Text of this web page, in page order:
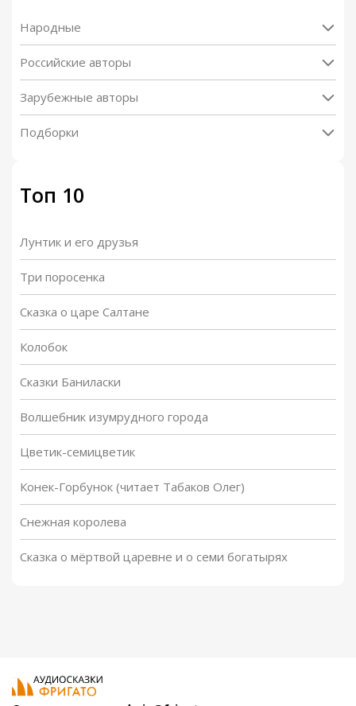
Народные
Российские авторы
Зарубежные авторы
Подборки
Топ 10
Лунтик и его друзья
Три поросенка
Сказка о царе Салтане
Колобок
Сказки Баниласки
Волшебник изумрудного города
Цветик-семицветик
Конек-Горбунок (читает Табаков Олег)
Снежная королева
Сказка о мёртвой царевне и о семи богатырях